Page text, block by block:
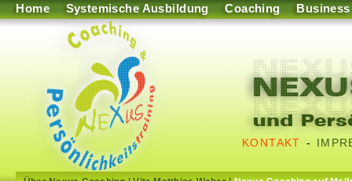
Home Systemische Ausbildung Coaching Business
KONTAKT -